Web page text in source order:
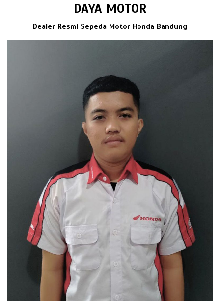
DAYA MOTOR
Dealer Resmi Sepeda Motor Honda Bandung